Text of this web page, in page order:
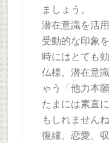
ましょう。
潜在意識を活
受動的な印象
時にはとても
仏様、潜在意
ゃう「他力本
たまには素直
もしれません
復縁、恋愛、